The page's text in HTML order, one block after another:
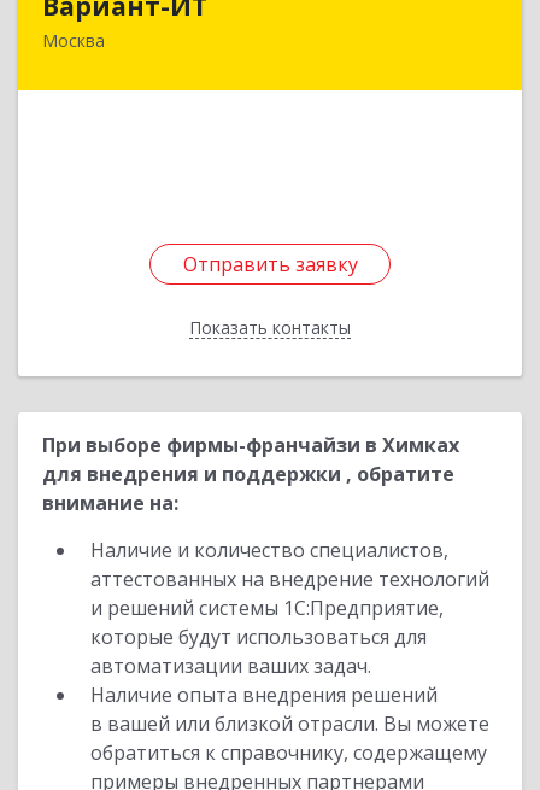
Москва
Отправить заявку
Показать контакты
Отправить заявку
Назад
При выборе фирмы-франчайзи в Химках
для внедрения и поддержки , обратите
внимание на:
Наличие и количество специалистов,
аттестованных на внедрение технологий
и решений системы 1С:Предприятие,
которые будут использоваться для
автоматизации ваших задач.
Наличие опыта внедрения решений
в вашей или близкой отрасли. Вы можете
обратиться к справочнику, содержащему
примеры внедренных партнерами